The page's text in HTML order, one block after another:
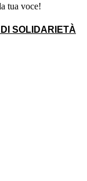
tua voce!
SOLIDARIETÀ